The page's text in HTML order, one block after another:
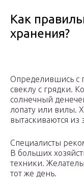
Как
хранения?
Определившись с
свеклу с грядки.
солнечный
лопату или вилы.
вытаскиваются
Специалисты
В больших
техники.
тот же день.